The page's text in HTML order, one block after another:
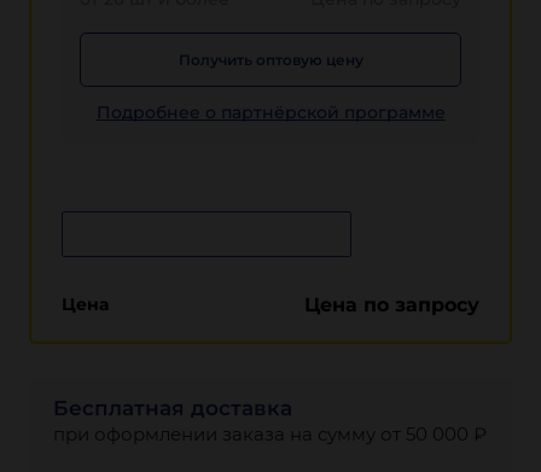
Получить оптовую цену
Подробнее о партнёрской программе
Цена Цена по запросу
Бесплатная доставка
при оформлении заказа на сумму от 50 000 ₽